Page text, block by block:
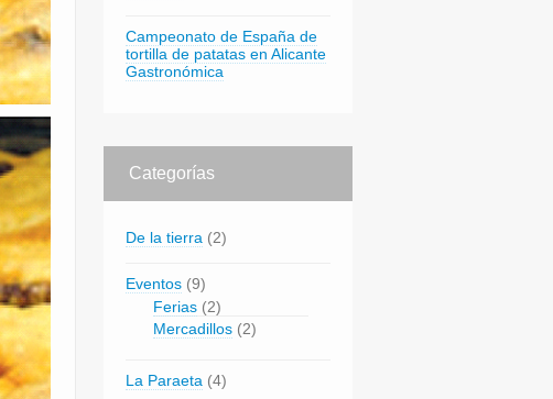
Campeonato de España de
tortilla de patatas en Alicante
Gastronómica
Categorías
De la tierra (2)
Eventos(9)
Ferias(2)
Mercadillos(2)
La Paraeta (4)